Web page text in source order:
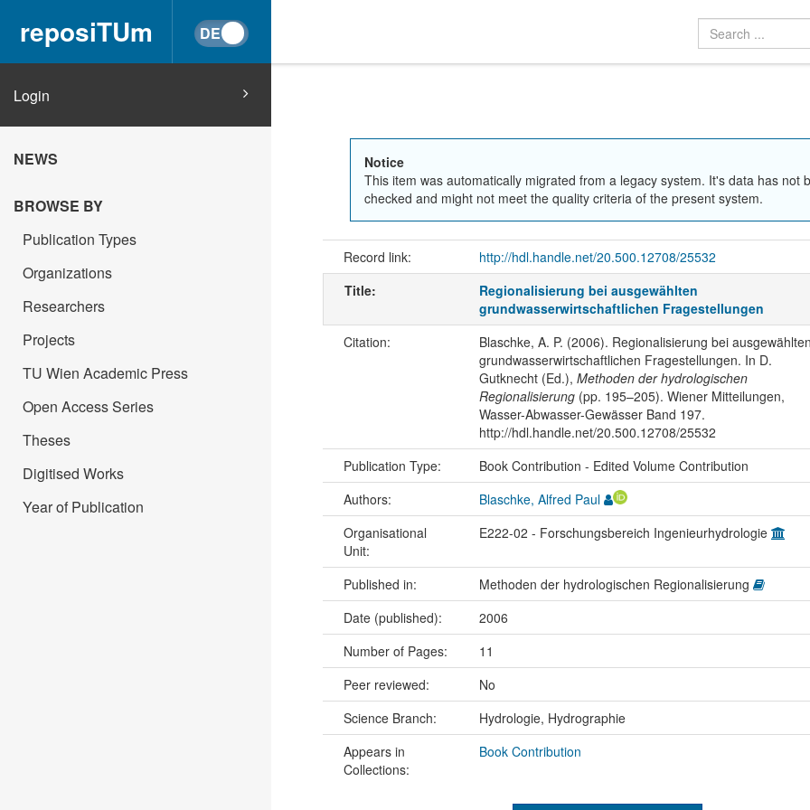
reposiTUm
Login
NEWS
BROWSE BY
Publication Types
Organizations
Researchers
Projects
TU Wien Academic Press
Open Access Series
Theses
Digitised Works
Year of Publication
Notice
This item was automatically migrated from a legacy system. It's data has not
checked and might not meet the quality criteria of the present system.
Record link:
http://hdl.handle.net/20.500.12708/25532
Title:
Regionalisierung bei ausgewählten
grundwasserwirtschaftlichen Fragestellungen
Citation:
Blaschke, A. P. (2006). Regionalisierung bei
grundwasserwirtschaftlichen Fragestellungen. In D.
Gutknecht (Ed.), Methoden der hydrologischen
Regionalisierung(pp. 195–205). Wiener Mitteilungen,
Wasser-Abwasser-Gewässer Band 197.
http://hdl.handle.net/20.500.12708/25532
Publication Type:
Book Contribution - Edited Volume Contribution
Authors:
Blaschke, Alfred Paul
Organisational
Unit:
E222-02 - Forschungsbereich Ingenieurhydrologie
Published in:
Methoden der hydrologischen Regionalisierung
Date (published):
2006
Number of Pages:
11
Peer reviewed:
No
Science Branch:
Hydrologie, Hydrographie
Appears in
Collections:
Book Contribution